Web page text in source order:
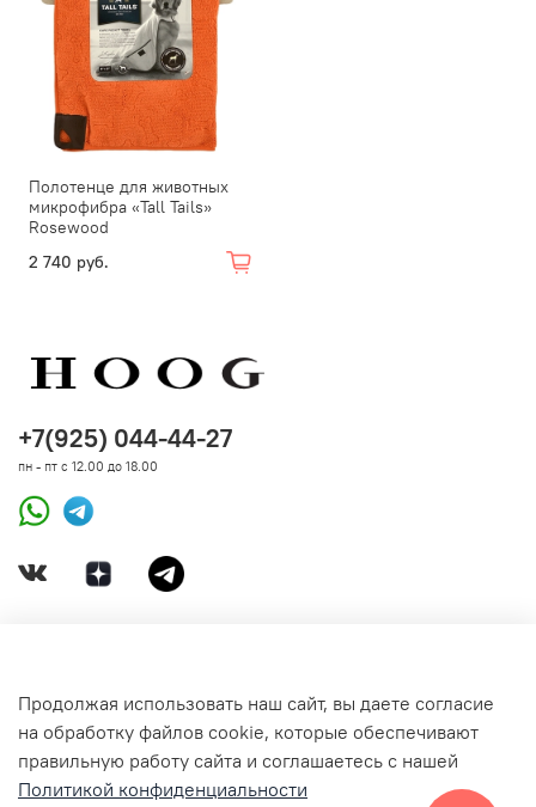
Полотенце для животных
микрофибра «Tall Tails»
Rosewood
2 740 руб.
СВЯЗАТЬСЯ С НАМИ
+7(925) 044-44-27
пн - пт с 12.00 до 18.00
Продолжая использовать наш сайт, вы даете согласие
на обработку файлов cookie, которые обеспечивают
правильную работу сайта и соглашаетесь с нашей
Политикой конфиденциальности